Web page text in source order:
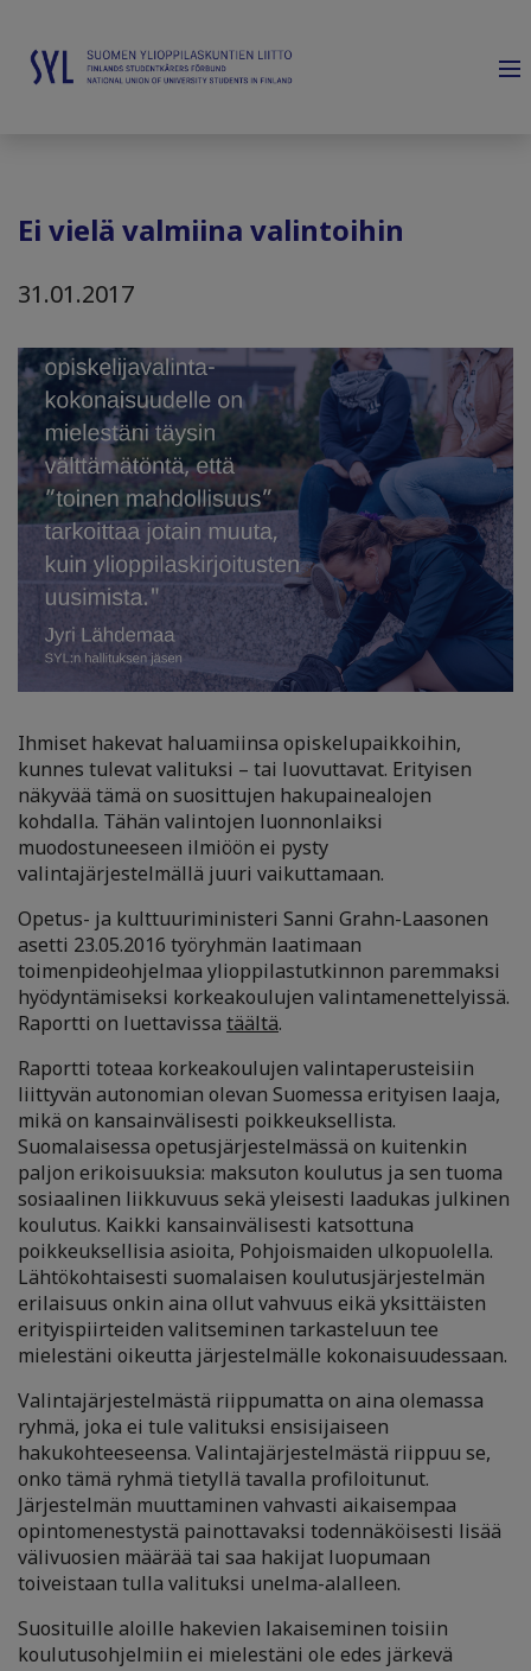
Ei vielä valmiina valintoihin
31.01.2017
Ihmiset hakevat haluamiinsa opiskelupaikkoihin,
kunnes tulevat valituksi – tai luovuttavat. Erityisen
näkyvää tämä on suosittujen hakupainealojen
kohdalla. Tähän valintojen luonnonlaiksi
muodostuneeseen ilmiöön ei pysty
valintajärjestelmällä juuri vaikuttamaan.
Opetus- ja kulttuuriministeri Sanni Grahn-Laasonen
asetti 23.05.2016 työryhmän laatimaan
toimenpideohjelmaa ylioppilastutkinnon paremmaksi
hyödyntämiseksi korkeakoulujen valintamenettelyissä.
Raportti on luettavissa täältä.
Raportti toteaa korkeakoulujen valintaperusteisiin
liittyvän autonomian olevan Suomessa erityisen laaja,
mikä on kansainvälisesti poikkeuksellista.
Suomalaisessa opetusjärjestelmässä on kuitenkin
paljon erikoisuuksia: maksuton koulutus ja sen tuoma
sosiaalinen liikkuvuus sekä yleisesti laadukas julkinen
koulutus. Kaikki kansainvälisesti katsottuna
poikkeuksellisia asioita, Pohjoismaiden ulkopuolella.
Lähtökohtaisesti suomalaisen koulutusjärjestelmän
erilaisuus onkin aina ollut vahvuus eikä yksittäisten
erityispiirteiden valitseminen tarkasteluun tee
mielestäni oikeutta järjestelmälle kokonaisuudessaan.
Valintajärjestelmästä riippumatta on aina olemassa
ryhmä, joka ei tule valituksi ensisijaiseen
hakukohteeseensa. Valintajärjestelmästä riippuu se,
onko tämä ryhmä tietyllä tavalla profiloitunut.
Järjestelmän muuttaminen vahvasti aikaisempaa
opintomenestystä painottavaksi todennäköisesti lisää
välivuosien määrää tai saa hakijat luopumaan
toiveistaan tulla valituksi unelma-alalleen.
Suosituille aloille hakevien lakaiseminen toisiin
koulutusohjelmiin ei mielestäni ole edes järkevä